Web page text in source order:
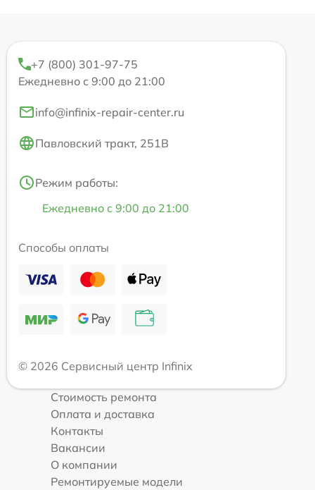
+7 (800) 301-97-75
Ежедневно с 9:00 до 21:00
info@infinix-repair-center.ru
Павловский тракт, 251В
Режим работы:
Ежедневно с 9:00 до 21:00
Способы оплаты
© 2026 Сервисный центр Infinix
Стоимость ремонта
Оплата и доставка
Контакты
Вакансии
О компании
Ремонтируемые модели